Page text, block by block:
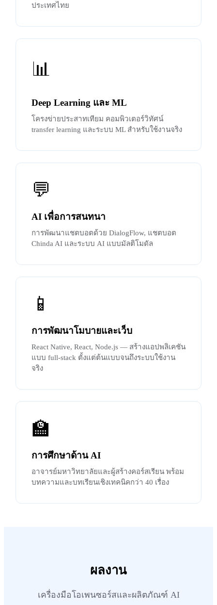
ประเทศไทย
📊
Deep Learning และ ML
โครงข่ายประสาทเทียม คอมพิวเตอร์วิทัศน์
transfer learning และระบบ ML สำหรับใช้งานจริง
💬
AI เพื่อการสนทนา
การพัฒนาแชตบอตด้วย DialogFlow, แชตบอต
Chinda AI และระบบ AI แบบมัลติโมดัล
📱
การพัฒนาโมบายและเว็บ
React Native, React, Node.js — สร้างแอปพลิเคชัน
แบบ full-stack ตั้งแต่ต้นแบบจนถึงระบบใช้งาน
จริง
🏫
การศึกษาด้าน AI
อาจารย์มหาวิทยาลัยและผู้สร้างคอร์สเรียน พร้อม
บทความและบทเรียนเชิงเทคนิคกว่า 40 เรื่อง
ผลงาน
เครื่องมือโอเพนซอร์สและผลิตภัณฑ์ AI